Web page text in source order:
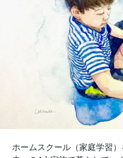
ホームスクール（家庭学習